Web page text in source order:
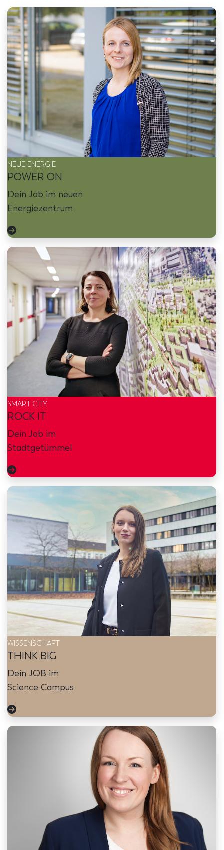
NEUE ENERGIE
POWER ON
Dein Job im neuen
Energiezentrum
SMART CITY
ROCK IT
Dein Job im
Stadtgetümmel
WISSENSCHAFT
THINK BIG
Dein JOB im
Science Campus